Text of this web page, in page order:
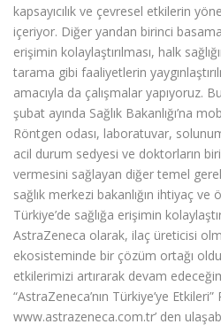
kapsayıcılık ve çevresel etkilerin
içeriyor. Diğer yandan birinci
erişimin kolaylaştırılması, halk
tarama gibi faaliyetlerin
amacıyla da çalışmalar yapıyoruz.
şubat ayında Sağlık Bakanlığı’na
Röntgen odası, laboratuvar,
acil durum sedyesi ve doktorların
vermesini sağlayan diğer temel
sağlık merkezi bakanlığın ihtiyaç
Türkiye’de sağlığa erişimin
AstraZeneca olarak, ilaç üreticisi
ekosisteminde bir çözüm ortağı
etkilerimizi artırarak devam
“AstraZeneca’nın Türkiye’ye Etkileri”
www.astrazeneca.com.tr’ den